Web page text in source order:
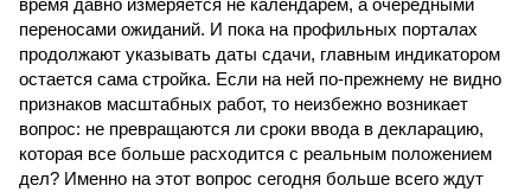
время давно измеряется не календарём, а очередными
переносами ожиданий. И пока на профильных порталах
продолжают указывать даты сдачи, главным индикатором
остается сама стройка. Если на ней по-прежнему не видно
признаков масштабных работ, то неизбежно возникает
вопрос: не превращаются ли сроки ввода в декларацию,
которая все больше расходится с реальным положением
дел? Именно на этот вопрос сегодня больше всего ждут